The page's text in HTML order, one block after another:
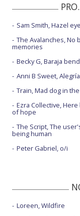
Sam Smith, Hazel
The Avalanches, No
memories
Becky G, Baraja
Anni B Sweet, Alegría
Train, Mad dog in
Ezra Collective,
of hope
The Script, The
being human
Peter Gabriel, o/i
Loreen, Wildfire